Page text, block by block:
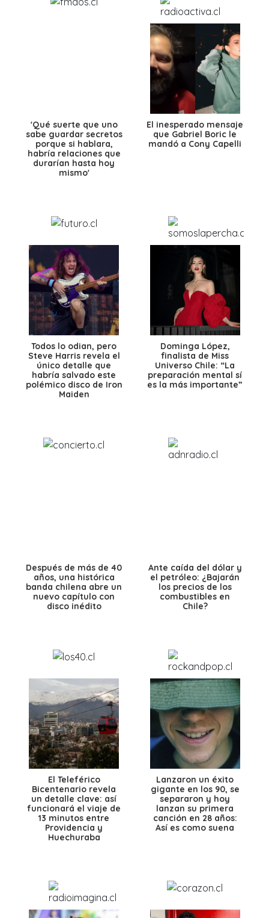
'Qué suerte que uno
sabe guardar secretos
porque si hablara,
habría relaciones que
durarían hasta hoy
mismo'
El inesperado mensaje
que Gabriel Boric le
mandó a Cony Capelli
Todos lo odian, pero
Steve Harris revela el
único detalle que
habría salvado este
polémico disco de Iron
Maiden
Dominga López,
finalista de Miss
Universo Chile: “La
preparación mental sí
es la más importante”
Después de más de 40
años, una histórica
banda chilena abre un
nuevo capítulo con
disco inédito
Ante caída del dólar y
el petróleo: ¿Bajarán
los precios de los
combustibles en
Chile?
El Teleférico
Bicentenario revela
un detalle clave: así
funcionará el viaje de
13 minutos entre
Providencia y
Huechuraba
Lanzaron un éxito
gigante en los 90, se
separaron y hoy
lanzan su primera
canción en 28 años:
Así es como suena